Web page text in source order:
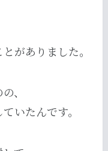
がありました。
、
いたんです。